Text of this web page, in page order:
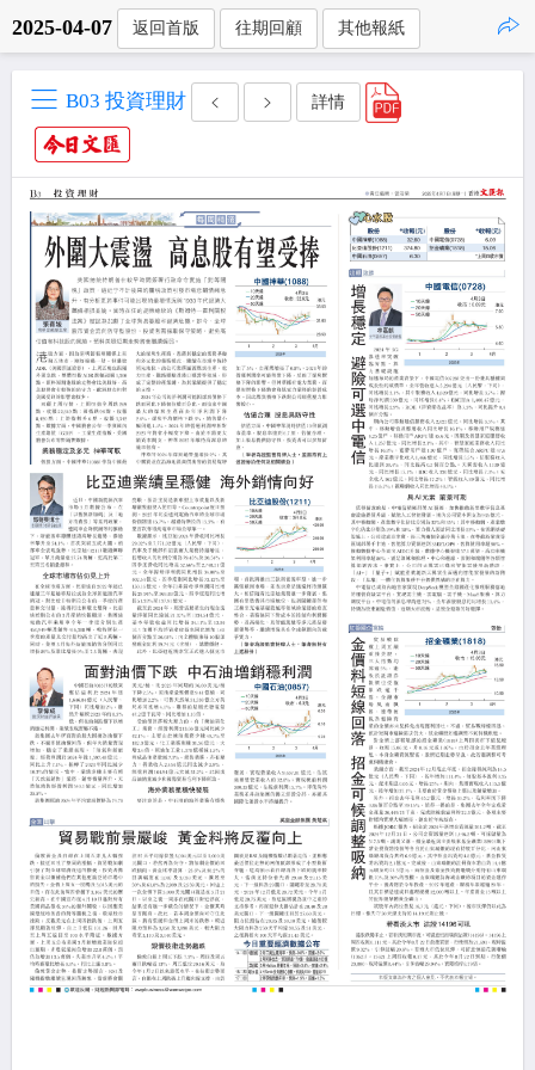
2025-04-07 返回首版 往期回顧 其他報紙
B03 投資理財 詳情
點擊複製